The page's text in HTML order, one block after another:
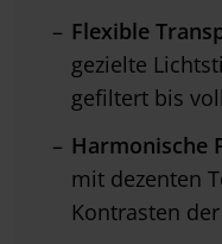
Flexible
gezielte
gefiltert bis
Harmonische
mit dezenten
Kontrasten